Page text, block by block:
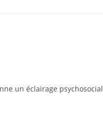
un éclairage psychosocial